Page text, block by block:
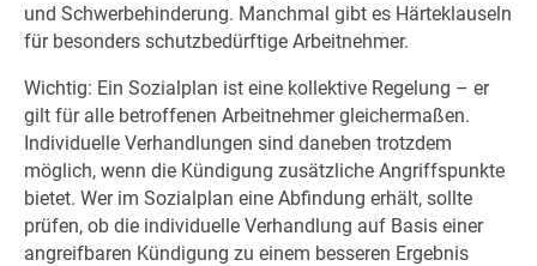
und Schwerbehinderung. Manchmal gibt es Härteklauseln
für besonders schutzbedürftige Arbeitnehmer.
Wichtig: Ein Sozialplan ist eine kollektive Regelung – er
gilt für alle betroffenen Arbeitnehmer gleichermaßen.
Individuelle Verhandlungen sind daneben trotzdem
möglich, wenn die Kündigung zusätzliche Angriffspunkte
bietet. Wer im Sozialplan eine Abfindung erhält, sollte
prüfen, ob die individuelle Verhandlung auf Basis einer
angreifbaren Kündigung zu einem besseren Ergebnis